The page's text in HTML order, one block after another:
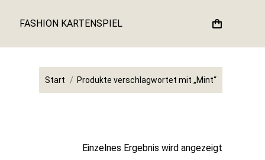
FASHION KARTENSPIEL
Sie befinden sich hier:
Start Produkte verschlagwortet mit „Mint“
Einzelnes Ergebnis wird angezeigt